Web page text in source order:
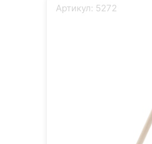
Артикул: 5272